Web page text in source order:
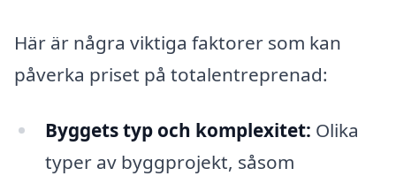
Här är några viktiga faktorer som kan
påverka priset på totalentreprenad:
Byggets typ och komplexitet: Olika
typer av byggprojekt, såsom